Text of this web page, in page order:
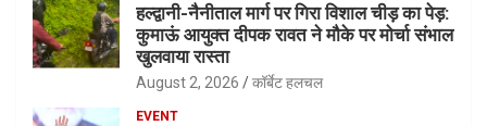
हल्द्वानी-नैनीताल मार्ग पर गिरा विशाल चीड़ का पेड़:
कुमाऊं आयुक्त दीपक रावत ने मौके पर मोर्चा संभाल
खुलवाया रास्ता
August 2, 2026 कॉर्बेट हलचल
EVENT